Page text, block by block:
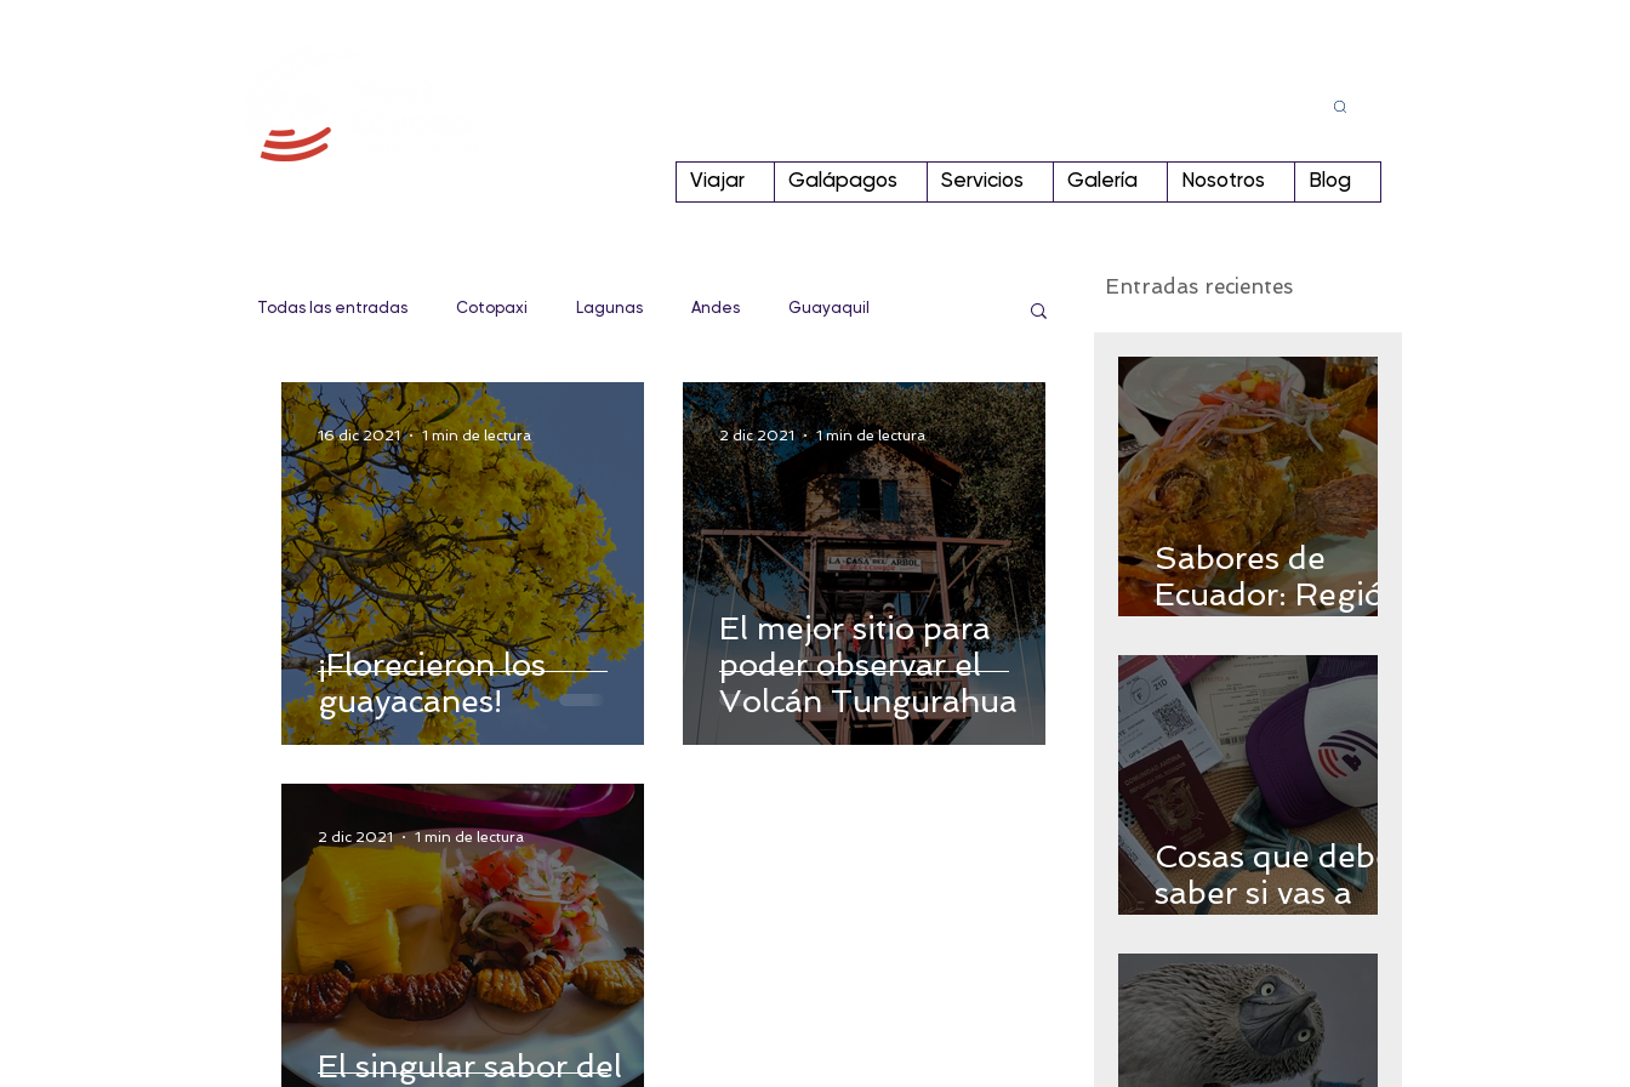
Viajar Galápagos Servicios Galería Nosotros Blog
Todas las entradas Cotopaxi Lagunas Andes Guayaquil
Galápagos Fauna Conoce más! Tips Parque Nacional
Gastronomía Amazonia Internacional
¡Florecieron los
guayacanes!
16 dic 2021 1 min de lectura
El mejor sitio para
poder observar el
Volcán Tungurahua
2 dic 2021 1 min de lectura
El singular sabor del
2 dic 2021 1 min de lectura
Entradas recientes
Sabores de
Ecuador: Región
Cosas que debes
saber si vas a
Galápagos